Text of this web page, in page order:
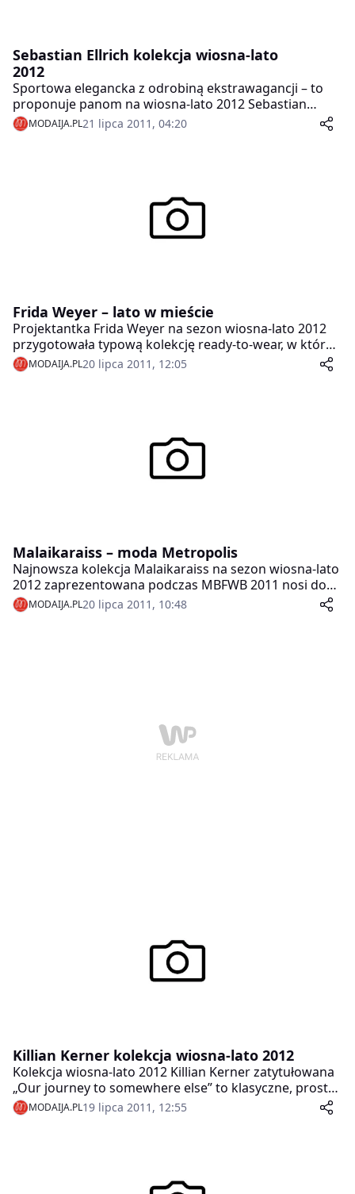
Sebastian Ellrich kolekcja wiosna-lato
2012
Sportowa elegancka z odrobiną ekstrawagancji – to
proponuje panom na wiosna-lato 2012 Sebastian
Ellrich w swojej najnowszej kolekcji .
MODAIJA.PL21 lipca 2011, 04:20
Frida Weyer – lato w mieście
Projektantka Frida Weyer na sezon wiosna-lato 2012
przygotowała typową kolekcję ready-to-wear, w której
dominują radosne, nowoczesne sukienki casualowe
oraz sukienki koktajlowe sukienki, słowem wszystko
MODAIJA.PL20 lipca 2011, 12:05
Malaikaraiss – moda Metropolis
Najnowsza kolekcja Malaikaraiss na sezon wiosna-lato
2012 zaprezentowana podczas MBFWB 2011 nosi dość
przygnębiający tytuł „Exit Eden„.
MODAIJA.PL20 lipca 2011, 10:48
Killian Kerner kolekcja wiosna-lato 2012
Kolekcja wiosna-lato 2012 Killian Kerner zatytułowana
„Our journey to somewhere else” to klasyczne, proste
kroje, czyste formy, połączone z wyjątkowo
precyzyjnymi detalami.
MODAIJA.PL19 lipca 2011, 12:55